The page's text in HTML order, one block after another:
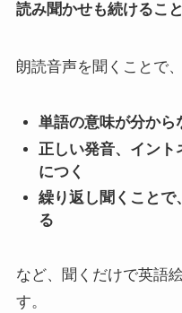
読み聞かせも続けること
朗読音声を聞くことで、
単語の意味が分から
正しい発音、イン
につく
繰り返し聞くことで
る
など、聞くだけで英語
す。